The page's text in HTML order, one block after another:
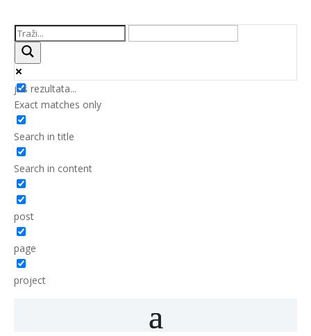
još rezultata...
Exact matches only
Search in title
Search in content
post
page
project